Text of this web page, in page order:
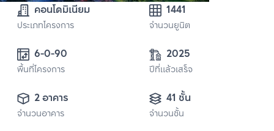
คอนโดมิเนียม
ประเภทโครงการ
1441
จำนวนยูนิต
6-0-90
พื้นที่โครงการ
2025
ปีที่แล้วเสร็จ
2 อาคาร
จำนวนอาคาร
41 ชั้น
จำนวนชั้น